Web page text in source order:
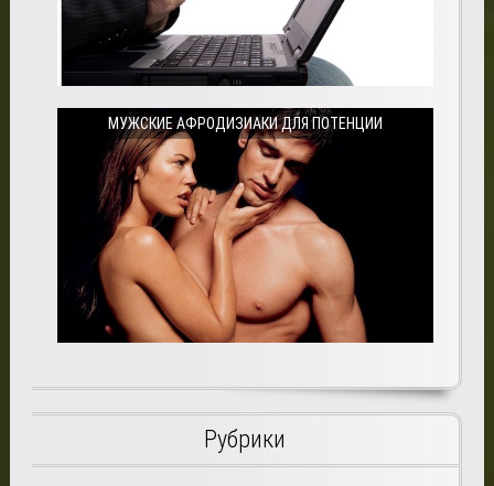
МУЖСКИЕ АФРОДИЗИАКИ ДЛЯ ПОТЕНЦИИ
Рубрики